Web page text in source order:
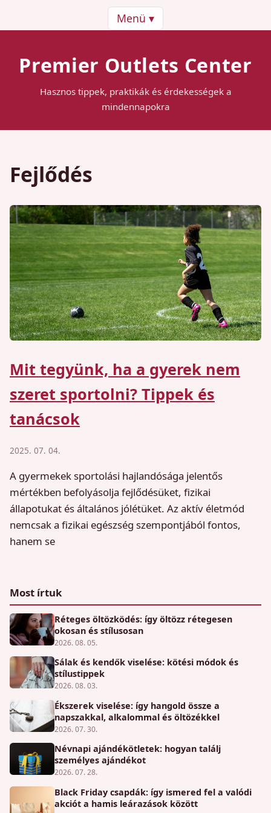
Menü ▾
Premier Outlets Center
Hasznos tippek, praktikák és érdekességek a
mindennapokra
Fejlődés
Mit tegyünk, ha a gyerek nem
szeret sportolni? Tippek és
tanácsok
2025. 07. 04.
A gyermekek sportolási hajlandósága jelentős
mértékben befolyásolja fejlődésüket, fizikai
állapotukat és általános jólétüket. Az aktív életmód
nemcsak a fizikai egészség szempontjából fontos,
hanem se
Most írtuk
Réteges öltözködés: így öltözz rétegesen
okosan és stílusosan
2026. 08. 05.
Sálak és kendők viselése: kötési módok és
stílustippek
2026. 08. 03.
Ékszerek viselése: így hangold össze a
napszakkal, alkalommal és öltözékkel
2026. 07. 30.
Névnapi ajándékötletek: hogyan találj
személyes ajándékot
2026. 07. 28.
Black Friday csapdák: így ismered fel a valódi
akciót a hamis leárazások között